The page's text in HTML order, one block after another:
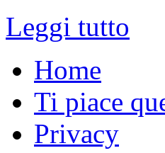
Leggi tutto
Home
Ti piace
Privacy